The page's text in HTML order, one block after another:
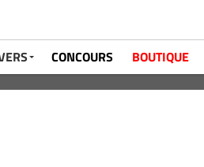
CONCOURS BOUTIQUE